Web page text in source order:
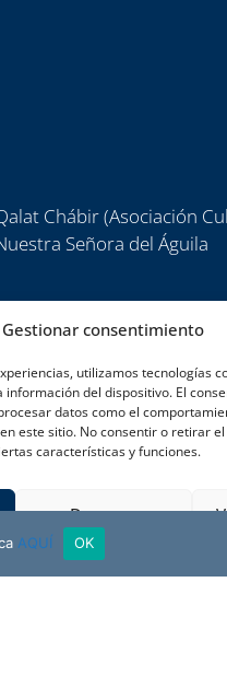
Gestionar consentimiento
utilizamos tecnologías
del dispositivo. El
datos como el
este sitio. No consentir o retirar
características y funciones.
Denegar
Chábir (Asociación
Señora del Águila
FUNDACIÓN
AQUÍ OK